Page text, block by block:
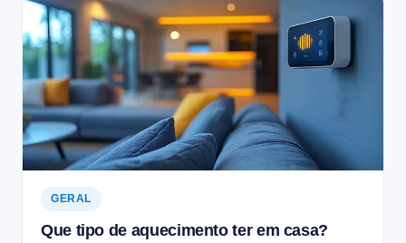
GERAL
Que tipo de aquecimento ter em casa?